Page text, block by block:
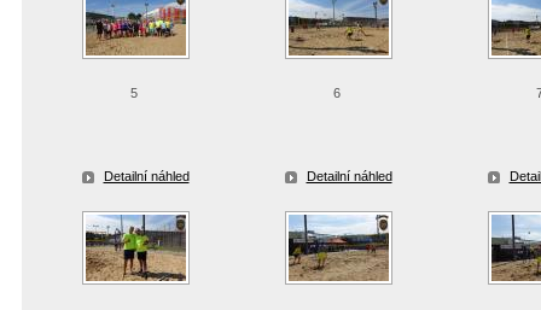
5
Detailní náhled
6
Detailní náhled